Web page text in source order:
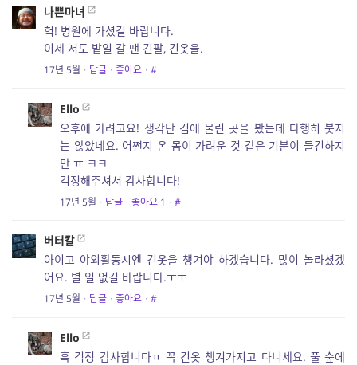
나쁜마녀
헉! 병원에 가셨길 바랍니다.
이제 저도 밭일 갈 땐 긴팔, 긴옷을.
17년 5월 · 답글 · 좋아요 · #
Ello
오후에 가려고요! 생각난 김에 물린 곳을 봤는데 다행히 붓지
는 않았네요. 어쩐지 온 몸이 가려운 것 같은 기분이 들긴하지
만 ㅠ ㅋㅋ
걱정해주셔서 감사합니다!
17년 5월 · 답글 · 좋아요 1 · #
버터칼
아이고 야외활동시엔 긴옷을 챙겨야 하겠습니다. 많이 놀라셨겠
어요. 별 일 없길 바랍니다.ㅜㅜ
17년 5월 · 답글 · 좋아요 · #
Ello
흑 걱정 감사합니다ㅠ 꼭 긴옷 챙겨가지고 다니세요. 풀 숲에